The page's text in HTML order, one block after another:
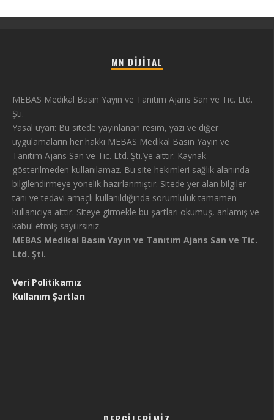
MN DIJITAL
MEBAS Medikal Basın Yayın ve Tanıtım Ajans San ve Tic. Ltd.
Şti.
Yasal uyarı: Bu sitede yayınlanan resim, yazı ve diğer
uygulamaların her hakkı MEBAS Medikal Basın Yayın ve
Tanıtım Ajans San ve Tic. Ltd. Şti.’ye aittir. Kaynak
gösterilmeden kullanılamaz. Bu site hekimleri sağlık alanında
bilgilendirmeye yönelik hazırlanmıştır. Sitede yer alan bilgiler
tanı ve tedavi amaçlı kullanıldığında sorumluluk tamamen
kullanıcıya aittir. Siteye girmekle bu şartları okumuş, anlamış ve
kabul etmiş sayılırsınız.
MEBAS Medikal Basın Yayın ve Tanıtım Ajans San ve Tic.
Ltd. Şti.
Veri Politikamız
Kullanım Şartları